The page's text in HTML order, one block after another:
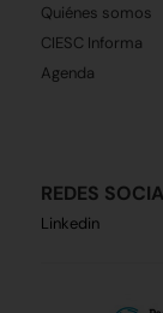
Quiénes somos
CIESC Informa
Agenda
REDES
Linkedin